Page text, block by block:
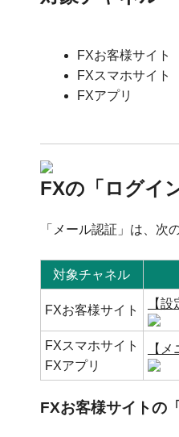
FXお客様サイト
FXスマホサイト
FXアプリ
FXの「ログイ
「メール認証」は、次
対象チャネル
FXお客様サイト 【
FXスマホサイト
FXアプリ
【
FXお客様サイトの